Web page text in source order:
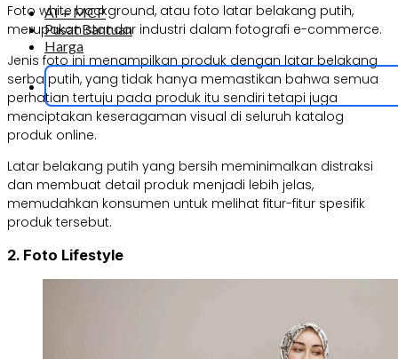
AI + MCP
Pusat Bantuan
Harga
Foto white background, atau foto latar belakang putih,
merupakan standar industri dalam fotografi e-commerce.
Jenis foto ini menampilkan produk dengan latar belakang
serba putih, yang tidak hanya memastikan bahwa semua
perhatian tertuju pada produk itu sendiri tetapi juga
menciptakan keseragaman visual di seluruh katalog
produk online.
Latar belakang putih yang bersih meminimalkan distraksi
dan membuat detail produk menjadi lebih jelas,
memudahkan konsumen untuk melihat fitur-fitur spesifik
produk tersebut.
2. Foto Lifestyle